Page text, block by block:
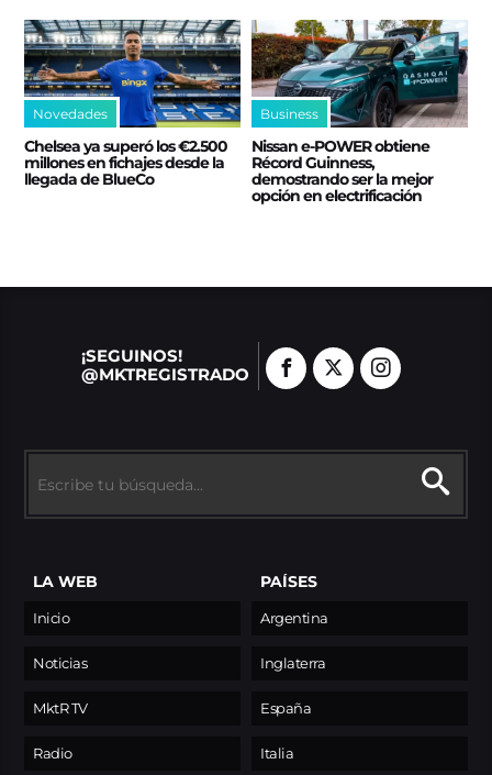
Novedades
Chelsea ya superó los €2.500
millones en fichajes desde la
llegada de BlueCo
Business
Nissan e‑POWER obtiene
Récord Guinness,
demostrando ser la mejor
opción en electrificación
¡SEGUINOS!
@MKTREGISTRADO
LA WEB
Inicio
Noticias
MktR TV
Radio
PAÍSES
Argentina
Inglaterra
España
Italia